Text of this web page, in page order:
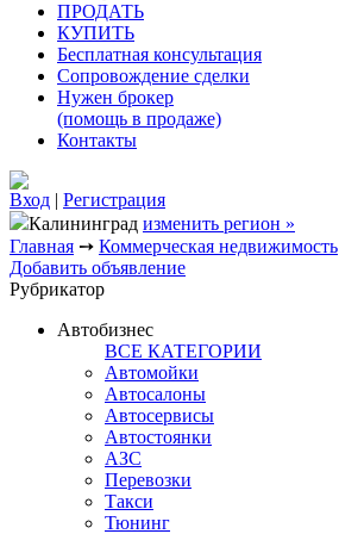
ПРОДАТЬ
КУПИТЬ
Бесплатная консультация
Сопровождение сделки
Нужен брокер
(помощь в продаже)
Контакты
Вход | Регистрация
Калининград изменить регион »
Главная ➙ Коммерческая недвижимость
Добавить объявление
Рубрикатор
Автобизнес
ВСЕ КАТЕГОРИИ
Автомойки
Автосалоны
Автосервисы
Автостоянки
АЗС
Перевозки
Такси
Тюнинг